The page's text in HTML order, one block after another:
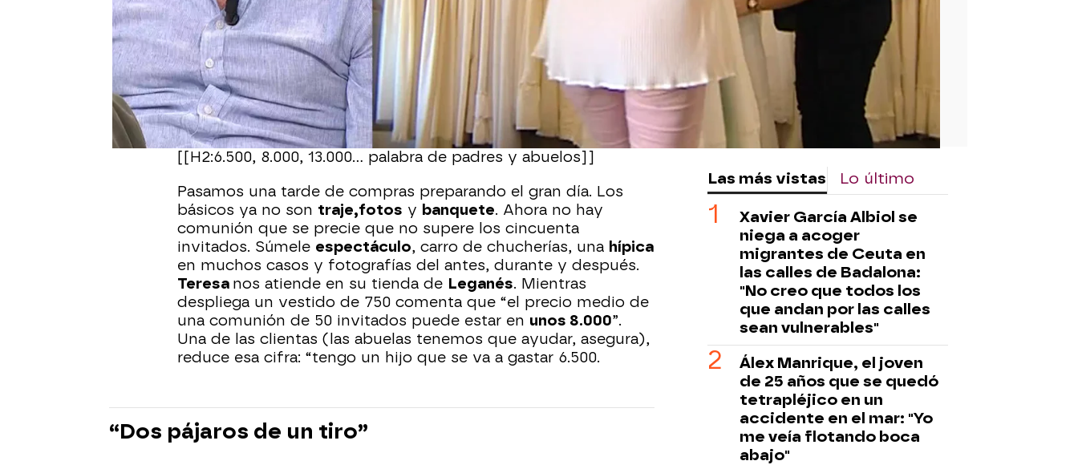
Queremos comprobar un dato que dispara la referencia del
IPC para medir la subida del precio de la vida: en 2025 las
comuniones suben un 12% con respecto al año pasado. Nos
referimos por supuesto, al coste, no al número de fieles. La
estadística es de la Asociación Española de Consumidores
(AEC).
[[H2:6.500, 8.000, 13.000… palabra de padres y abuelos]]
Pasamos una tarde de compras preparando el gran día. Los
básicos ya no son traje,fotos y banquete. Ahora no hay
comunión que se precie que no supere los cincuenta
invitados. Súmele espectáculo, carro de chucherías, una hípica
en muchos casos y fotografías del antes, durante y después.
Teresa nos atiende en su tienda de Leganés. Mientras
despliega un vestido de 750 comenta que “el precio medio de
una comunión de 50 invitados puede estar en unos 8.000”.
Una de las clientas (las abuelas tenemos que ayudar, asegura),
reduce esa cifra: “tengo un hijo que se va a gastar 6.500.
“Dos pájaros de un tiro”
Las más vistas Lo último
Xavier García Albiol se
niega a acoger
migrantes de Ceuta en
las calles de Badalona:
"No creo que todos los
que andan por las calles
sean vulnerables"
Álex Manrique, el joven
de 25 años que se quedó
tetrapléjico en un
accidente en el mar: "Yo
me veía flotando boca
abajo"